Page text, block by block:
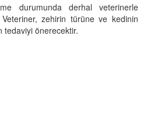
durumunda derhal veterinerle
zehirin türüne ve kedinin
tedaviyi önerecektir.